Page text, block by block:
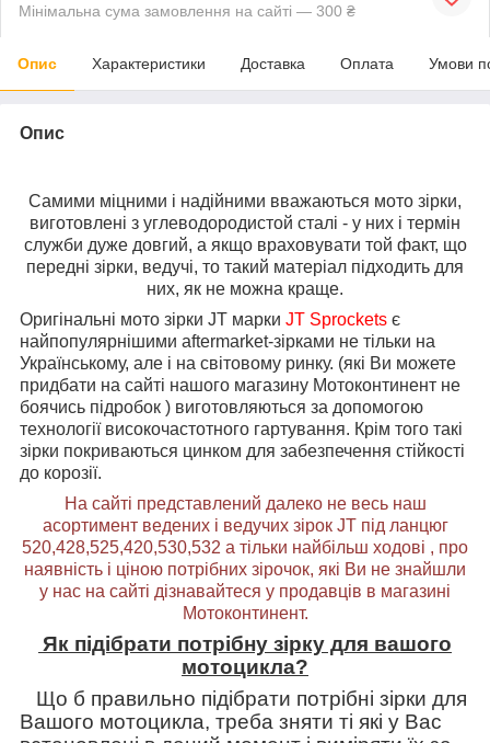
Мінімальна сума замовлення на сайті — 300 ₴
Опис Характеристики Доставка Оплата Умови
Опис
Самими міцними і надійними вважаються мото зірки,
виготовлені з углеводородистой сталі - у них і термін
служби дуже довгий, а якщо враховувати той факт, що
передні зірки, ведучі, то такий матеріал підходить для
них, як не можна краще.
Оригінальні мото зірки JT марки JT Sprockets є
найпопулярнішими aftermarket-зірками не тільки на
Українському, але і на світовому ринку. (які Ви можете
придбати на сайті нашого магазину Мотоконтинент не
боячись підробок ) виготовляються за допомогою
технології високочастотного гартування. Крім того такі
зірки покриваються цинком для забезпечення стійкості
до корозії.
На сайті представлений далеко не весь наш
асортимент ведених і ведучих зірок JTпід ланцюг
520,428,525,420,530,532 а тільки найбільш ходові , про
наявність і ціною потрібних зірочок, які Ви не знайшли
у нас на сайті дізнавайтеся у продавців в магазині
Мотоконтинент.
Як підібрати потрібну зірку для вашого
мотоцикла?
Що б правильно підібрати потрібні зірки для
Вашого мотоцикла, треба зняти ті які у Вас